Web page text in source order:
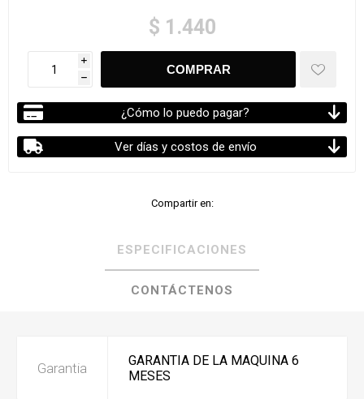
$ 1.440
i
h
¿Cómo lo puedo pagar?
Ver días y costos de envío
Compartir en:
ESPECIFICACIONES
CONTÁCTENOS
Garantia
GARANTIA DE LA MAQUINA 6
MESES